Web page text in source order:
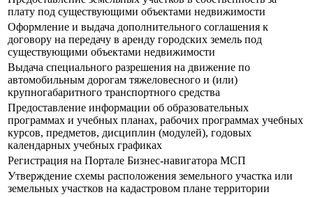
плату под существующими объектами недвижимости
Оформление и выдача дополнительного соглашения к
договору на передачу в аренду городских земель под
существующими объектами недвижимости
Выдача специального разрешения на движение по
автомобильным дорогам тяжеловесного и (или)
крупногабаритного транспортного средства
Предоставление информации об образовательных
программах и учебных планах, рабочих программах учебных
курсов, предметов, дисциплин (модулей), годовых
календарных учебных графиках
Регистрация на Портале Бизнес-навигатора МСП
Утверждение схемы расположения земельного участка или
земельных участков на кадастровом плане территории